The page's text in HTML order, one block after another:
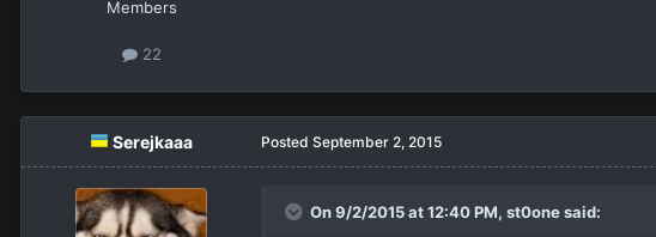
Members
22
Serejkaaa Posted September 2, 2015
On 9/2/2015 at 12:40 PM, st0onesaid: